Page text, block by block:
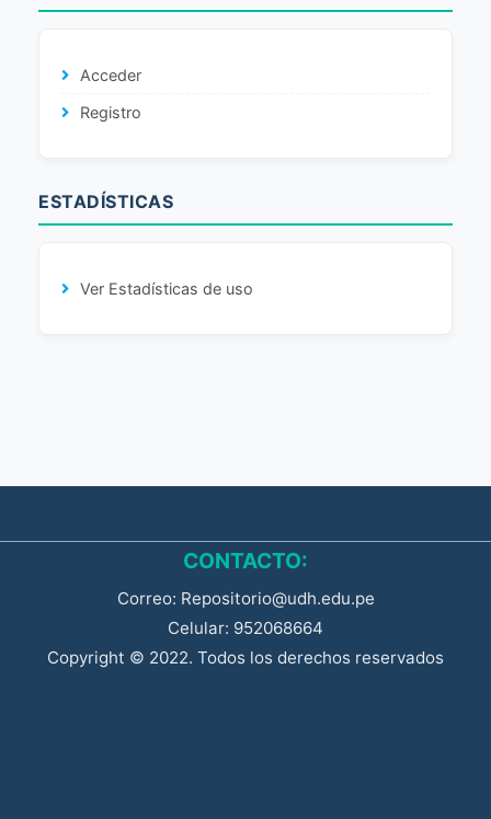
Acceder
Registro
ESTADÍSTICAS
Ver Estadísticas de uso
CONTACTO:
Correo: Repositorio@udh.edu.pe
Celular: 952068664
Copyright © 2022. Todos los derechos reservados